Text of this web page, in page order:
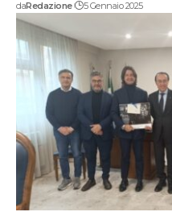
daRedazione 5 Gennaio 2025